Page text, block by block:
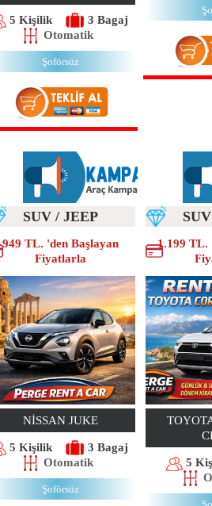
5 Kişilik
3 Bagaj
Otomatik
Şoförsüz
SUV / JEEP
949 TL. 'den Başlayan
Fiyatlarla
NISSAN JUKE
5 Kişilik
3 Bagaj
Otomatik
Şoförsüz
1.199 TL.
5